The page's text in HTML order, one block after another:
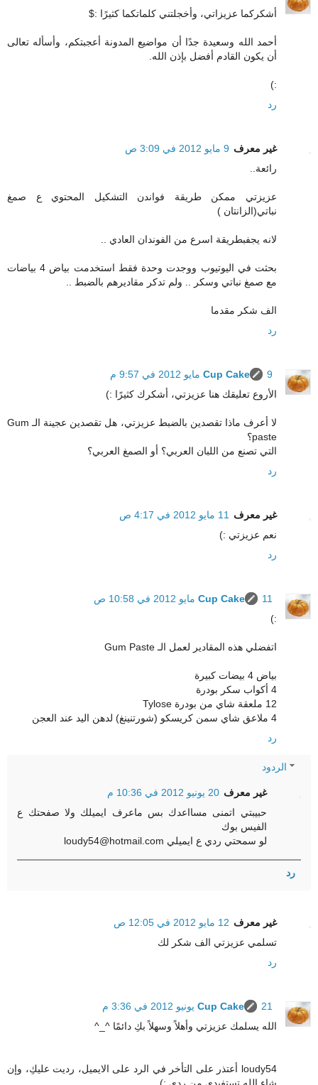
أشكركما عزيزاتي، وأخجلتني كلماتكما كثيرًا :$
أحمد الله وسعيدة جدًا أن مواضيع المدونة أعجبتكم، وأسأله تعالى
أن يكون القادم أفضل بإذن الله.
:)
رد
غير معرف 9 مايو 2012 في 3:09 ص
رائعة..
عزيزتي ممكن طريقة فواندن التشكيل المحتوي ع صمغ
نباتي(الزانتان )
لانه يجفبطريقة اسرع من الفوندان العادي ..
بحثت في اليوتيوب ووجدت وحدة فقط استخدمت بياض 4 بياضات
مع صمغ نباتي وسكر .. ولم تدكر مقاديرهم بالضبط ..
الف شكر مقدما
رد
Cup Cake
9 مايو 2012 في 9:57 م
الأروع تعليقك هنا عزيزتي، أشكرك كثيرًا :)
لا أعرف ماذا تقصدين بالضبط عزيزتي، هل تقصدين عجينة الـ Gum
paste؟
التي تصنع من اللبان العربي؟ أو الصمغ العربي؟
رد
غير معرف
11 مايو 2012 في 4:17 ص
نعم عزيزتي :)
رد
Cup Cake
11 مايو 2012 في 10:58 ص
:)
اتفضلي هذه المقادير لعمل الـ Gum Paste
بياض 4 بيضات كبيرة
4 أكواب سكر بودرة
12 ملعقة شاي من بودرة Tylose
4 ملاعق شاي سمن كريسكو (شورتنينغ) لدهن اليد عند العجن
رد
الردود
غير معرف 20 يونيو 2012 في 10:36 م
حبيبتي اتمنى مسااعدك بس ماعرف ايميلك ولا صفحتك ع
الفيس بوك
لو سمحتي ردي ع ايميلي loudy54@hotmail.com
رد
غير معرف 12 مايو 2012 في 12:05 ص
تسلمي عزيزتي الف شكر لك
رد
Cup Cake
21 يونيو 2012 في 3:36 م
الله يسلمك عزيزتي وأهلاً وسهلاً بكِ دائمًا ^_^
loudy54 أعتذر على التأخر في الرد على الايميل، رديت عليكِ، وإن